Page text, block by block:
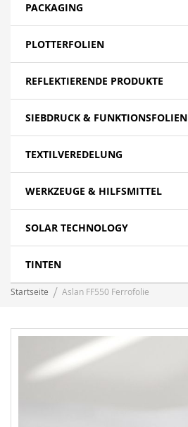
PACKAGING
PLOTTERFOLIEN
REFLEKTIERENDE PRODUKTE
SIEBDRUCK & FUNKTIONSFOLIEN
TEXTILVEREDELUNG
WERKZEUGE & HILFSMITTEL
SOLAR TECHNOLOGY
TINTEN
Startseite Aslan FF550 Ferrofolie